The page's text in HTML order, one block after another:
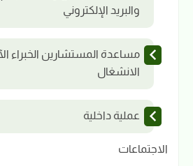
والبريد الإلكتروني
مساعدة المستشارين الخبراء
الانشغال
عملية داخلية
الاجتماعات